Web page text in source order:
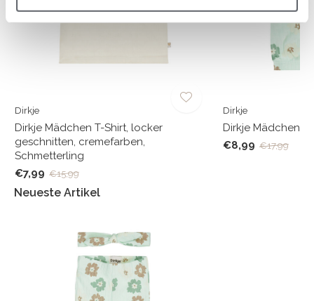
Dirkje
Dirkje Mädchen T-Shirt, locker
geschnitten, cremefarben,
Schmetterling
€7,99 €15,99
Dirkje
Dirkje Mädchen
€8,99 €17,99
Neueste Artikel